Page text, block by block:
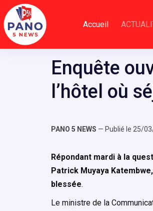
Passer
au
contenu
Accueil
Enquête
l’hôtel où
PANO 5 NEWS — Publié le 25/
Répondant mardi à la
Patrick Muyaya
blessée.
Le ministre de la